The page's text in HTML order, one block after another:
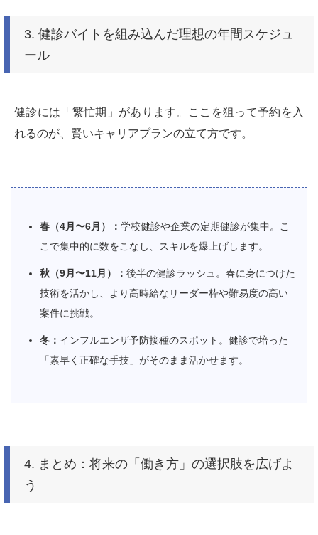
3. 健診バイトを組み込んだ理想の年間スケジュ
ール
健診には「繁忙期」があります。ここを狙って予約を入
れるのが、賢いキャリアプランの立て方です。
春（4月〜6月）： 学校健診や企業の定期健診が集中。こ
こで集中的に数をこなし、スキルを爆上げします。
秋（9月〜11月）： 後半の健診ラッシュ。春に身につけた
技術を活かし、より高時給なリーダー枠や難易度の高い
案件に挑戦。
冬： インフルエンザ予防接種のスポット。健診で培った
「素早く正確な手技」がそのまま活かせます。
4. まとめ：将来の「働き方」の選択肢を広げよ
う